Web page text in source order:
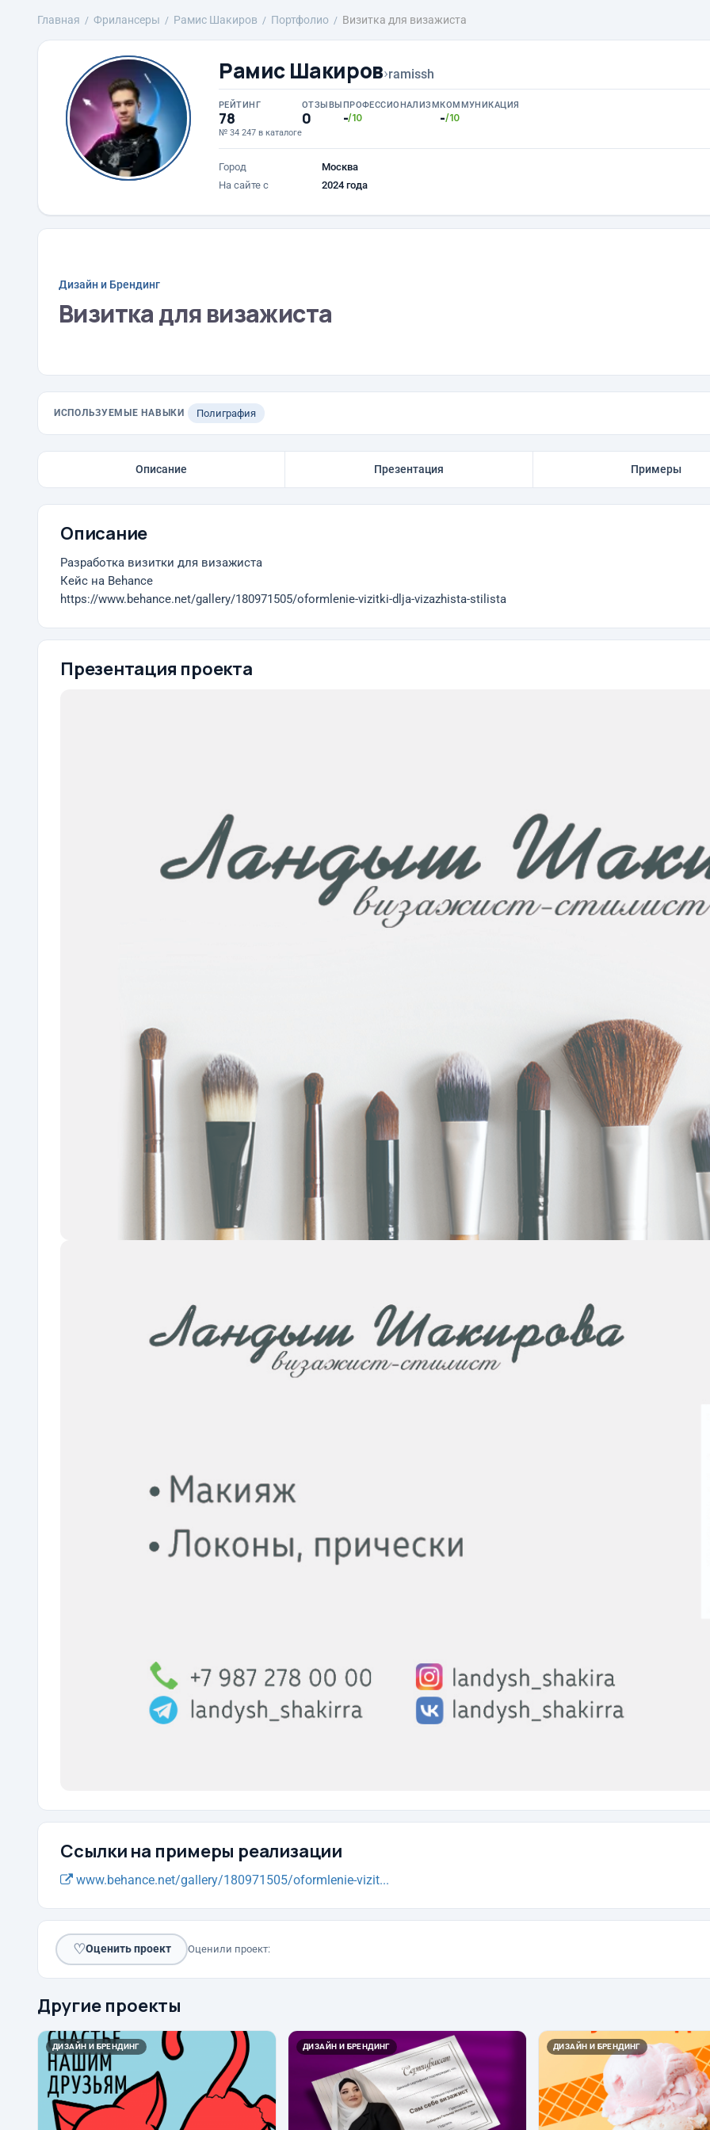
Главная Фрилансеры Рамис Шакиров Портфолио Визитка для визажиста
Рамис Шакиров›ramissh
РЕЙТИНГ
78
№ 34 247 в каталоге
ОТЗЫВЫ
0
ПРОФЕССИОНАЛИЗМ
-/10
КОММУНИКАЦИЯ
-/10
Город
Москва
На сайте с
2024 года
Дизайн и Брендинг
Визитка для визажиста
ИСПОЛЬЗУЕМЫЕ НАВЫКИ Полиграфия
Описание Презентация Примеры
Описание
Разработка визитки для визажиста
Кейс на Behance
https://www.behance.net/gallery/180971505/oformlenie-vizitki-dlja-vizazhista-stilista
Презентация проекта
Ссылки на примеры реализации
www.behance.net/gallery/180971505/oformlenie-vizit...
♡Оценить проект Оценили проект:
Другие проекты
ДИЗАЙН И БРЕНДИНГ ДИЗАЙН И БРЕНДИНГ ДИЗАЙН И БРЕНДИНГ